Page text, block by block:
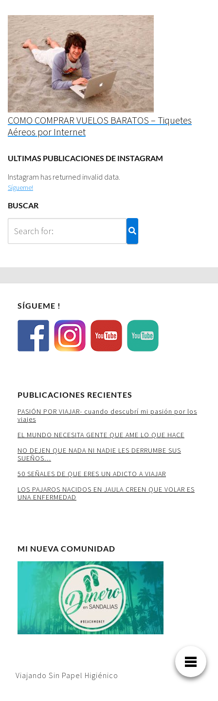
COMO COMPRAR VUELOS BARATOS – Tiquetes
Aéreos por Internet
ULTIMAS PUBLICACIONES DE INSTAGRAM
Instagram has returned invalid data.
Sígueme!
BUSCAR
SÍGUEME !
PUBLICACIONES RECIENTES
PASIÓN POR VIAJAR- cuando descubrí mi pasión por los
viajes
EL MUNDO NECESITA GENTE QUE AME LO QUE HACE
NO DEJEN QUE NADA NI NADIE LES DERRUMBE SUS
SUEÑOS…
50 SEÑALES DE QUE ERES UN ADICTO A VIAJAR
LOS PAJAROS NACIDOS EN JAULA CREEN QUE VOLAR ES
UNA ENFERMEDAD
MI NUEVA COMUNIDAD
Viajando Sin Papel Higiénico